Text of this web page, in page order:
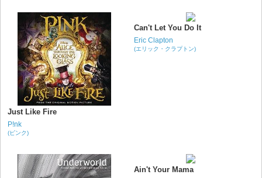
Just Like Fire
P!nk
(ピンク)
Can't Let You Do It
Eric Clapton
(エリック・クラプトン)
Ain't Your Mama